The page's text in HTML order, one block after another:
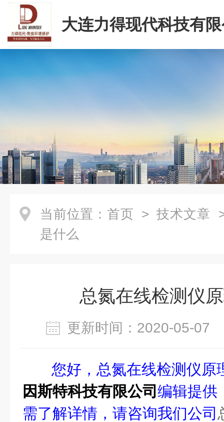
大连力得现代科技有
当前位置： 首页 > 技术文章
是什么
总氮在线检测仪
更新时间：2020-05-
您好，总氮在线检测仪原
因斯特科技有限公司 编辑提供
需了解详情，请咨询我们公司